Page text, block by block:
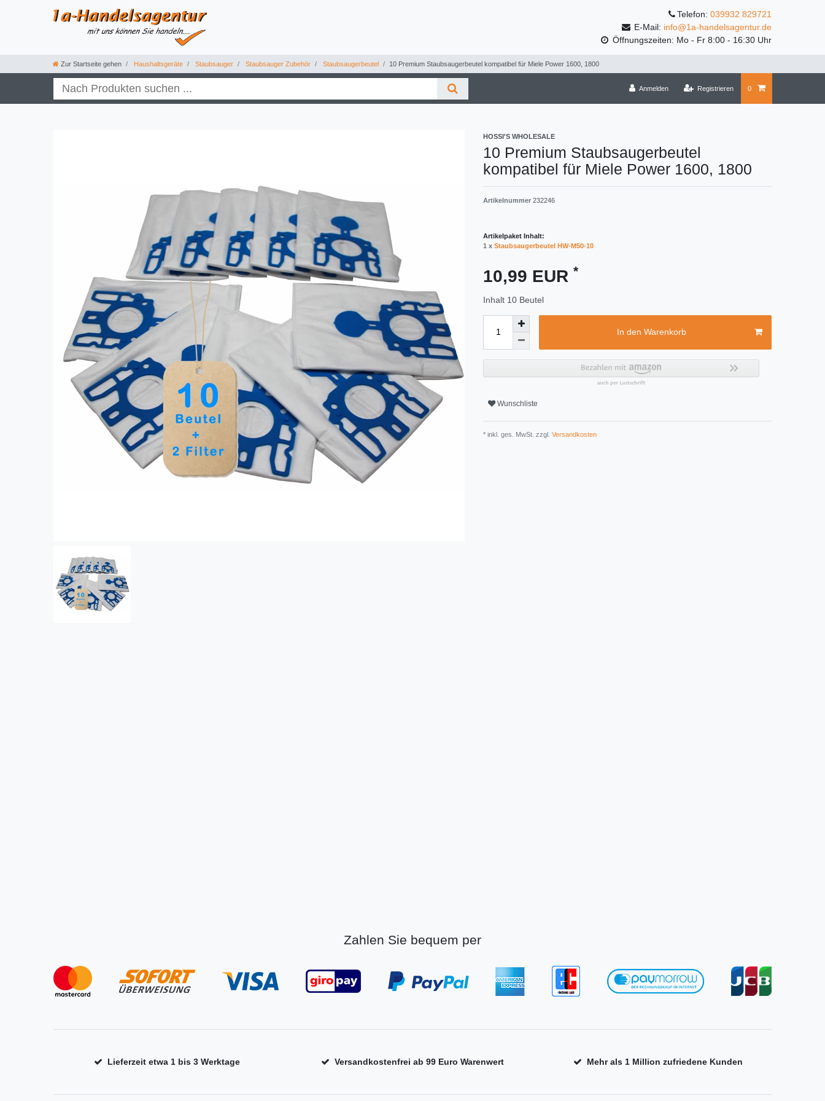
Telefon: 039932 829721
E-Mail: info@1a-handelsagentur.de
Öffnungszeiten: Mo - Fr 8:00 - 16:30 Uhr
Zur Startseite gehen Haushaltsgeräte Staubsauger Staubsauger Zubehör Staubsaugerbeutel 10 Premium Staubsaugerbeutel kompatibel für Miele Power 1600, 1800
Anmelden Registrieren 0
HOSSI'S WHOLESALE
10 Premium Staubsaugerbeutel
kompatibel für Miele Power 1600, 1800
Artikelnummer 232246
Artikelpaket Inhalt:
1 x Staubsaugerbeutel HW-M50-10
10,99 EUR *
Inhalt 10 Beutel
In den Warenkorb
Wunschliste
* inkl. ges. MwSt. zzgl. Versandkosten
Zahlen Sie bequem per
Lieferzeit etwa 1 bis 3 Werktage Versandkostenfrei ab 99 Euro Warenwert Mehr als 1 Million zufriedene Kunden